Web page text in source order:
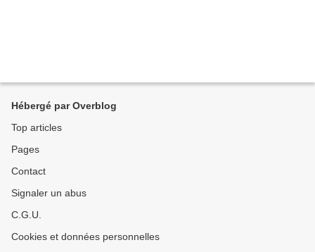
Hébergé par Overblog
Top articles
Pages
Contact
Signaler un abus
C.G.U.
Cookies et données personnelles